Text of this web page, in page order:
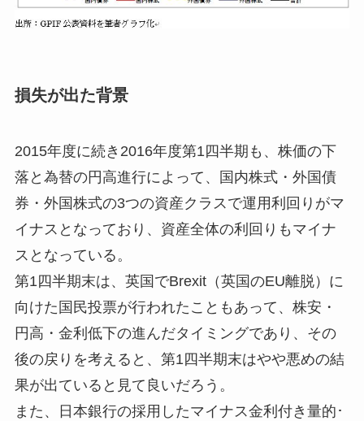
損失が出た背景
2015年度に続き2016年度第1四半期も、株価の下
落と為替の円高進行によって、国内株式・外国債
券・外国株式の3つの資産クラスで運用利回りがマ
イナスとなっており、資産全体の利回りもマイナ
スとなっている。
第1四半期末は、英国でBrexit（英国のEU離脱）に
向けた国民投票が行われたこともあって、株安・
円高・金利低下の進んだタイミングであり、その
後の戻りを考えると、第1四半期末はやや悪めの結
果が出ていると見て良いだろう。
また、日本銀行の採用したマイナス金利付き量的･